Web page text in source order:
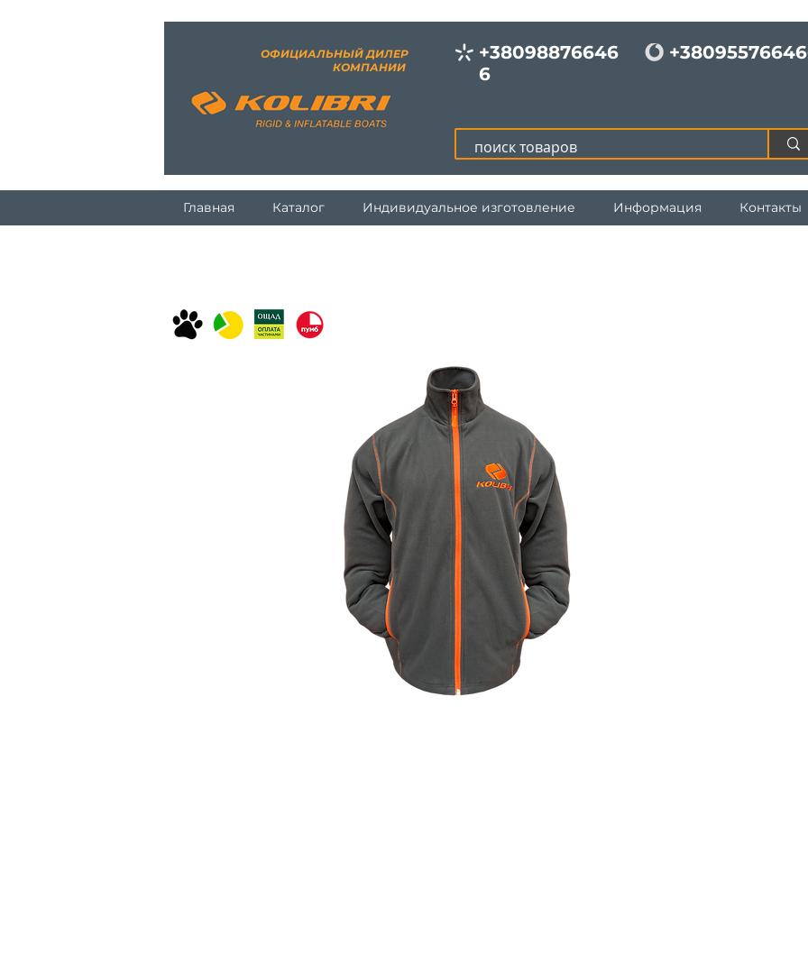
+38098876646
6
ОФИЦИАЛЬНЫЙ ДИЛЕР
КОМПАНИИ
Главная Каталог Индивидуальное изготовление Информация Контакты